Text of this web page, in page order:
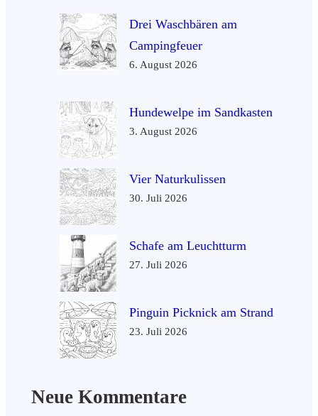
Drei Waschbären am
Campingfeuer
6. August 2026
Hundewelpe im Sandkasten
3. August 2026
Vier Naturkulissen
30. Juli 2026
Schafe am Leuchtturm
27. Juli 2026
Pinguin Picknick am Strand
23. Juli 2026
Neue Kommentare